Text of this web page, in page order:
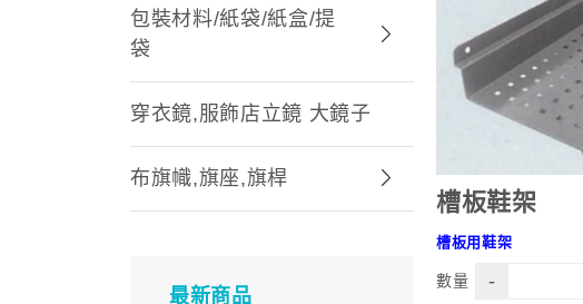
包裝材料/紙袋/紙盒/提
袋
穿衣鏡,服飾店立鏡 大鏡子
布旗幟,旗座,旗桿
最新商品
槽板鞋架
槽板用鞋架
數量 -